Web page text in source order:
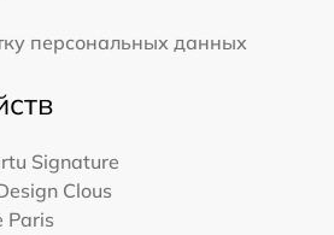
персональных данных
Signature
Clous
Paris